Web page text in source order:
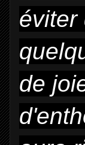
éviter
de